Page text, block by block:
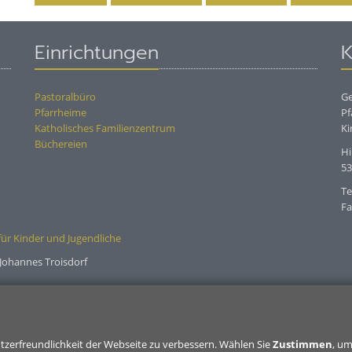
Einrichtungen
Pastoralbüro
Pfarrheime
Katholisches Familienzentrum
Büchereien
Kinder und Jugendliche
Troisdorf
der Webseite zu verbessern. Wählen SieZustimmen,